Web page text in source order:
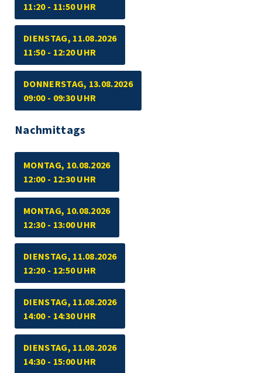
11:20 - 11:50 UHR
DIENSTAG, 11.08.2026
11:50 - 12:20 UHR
DONNERSTAG, 13.08.2026
09:00 - 09:30 UHR
Nachmittags
MONTAG, 10.08.2026
12:00 - 12:30 UHR
MONTAG, 10.08.2026
12:30 - 13:00 UHR
DIENSTAG, 11.08.2026
12:20 - 12:50 UHR
DIENSTAG, 11.08.2026
14:00 - 14:30 UHR
DIENSTAG, 11.08.2026
14:30 - 15:00 UHR